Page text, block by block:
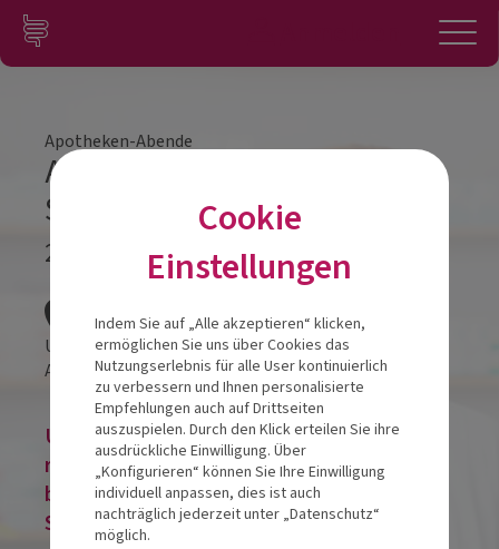
Zum Inhalt springen
Konto
Apotheken-Abende
Apotheken-Abend
Seewalchen am Attersee
22.10.2026
Urlaubs- & Seminarhotel Attersee
Atterseestraße 694863Seewalchen am Attersee
Um eine Veranstaltung zu buchen,
registrieren Sie sich, melden Sie sich im
bestehenden Nutzerkonto an oder buchen
Sie alternativ als Gast!
Cookie
Einstellungen
Indem Sie auf „Alle akzeptieren“ klicken,
ermöglichen Sie uns über Cookies das
Nutzungserlebnis für alle User kontinuierlich
zu verbessern und Ihnen personalisierte
Empfehlungen auch auf Drittseiten
auszuspielen. Durch den Klick erteilen Sie ihre
ausdrückliche Einwilligung. Über
„Konfigurieren“ können Sie Ihre Einwilligung
individuell anpassen, dies ist auch
nachträglich jederzeit unter „Datenschutz“
möglich.